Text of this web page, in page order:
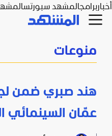
أخباربرامجالمشهد سبورتس
منوعات
هند صبري ضمن
عمّان السينمائي